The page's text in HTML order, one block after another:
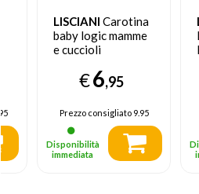
LISCIANI Carotina
baby logic mamme
e cuccioli
€6,95
Prezzo consigliato9.95
Disponibilità
immediata